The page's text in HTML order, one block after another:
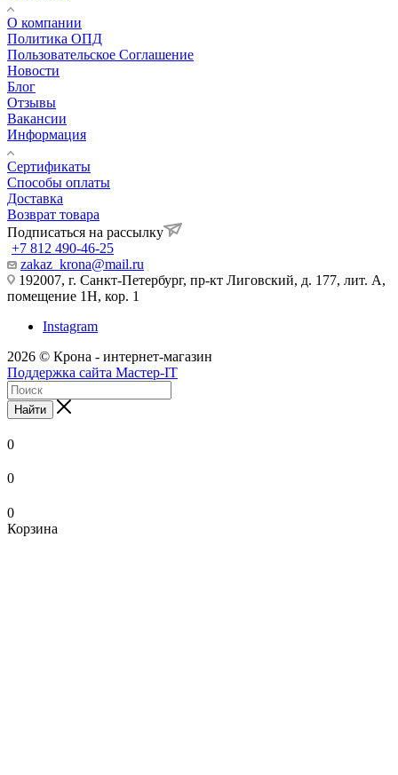
О компании
Политика ОПД
Пользовательское Соглашение
Новости
Блог
Отзывы
Вакансии
Информация
Сертификаты
Способы оплаты
Доставка
Возврат товара
Подписаться на рассылку
+7 812 490-46-25
zakaz_krona@mail.ru
192007, г. Санкт-Петербург, пр-кт Лиговский, д. 177, лит. А,
помещение 1Н, кор. 1
Instagram
2026 © Крона - интернет-магазин
Поддержка сайта Мастер-IT
Найти
0
0
0
Корзина